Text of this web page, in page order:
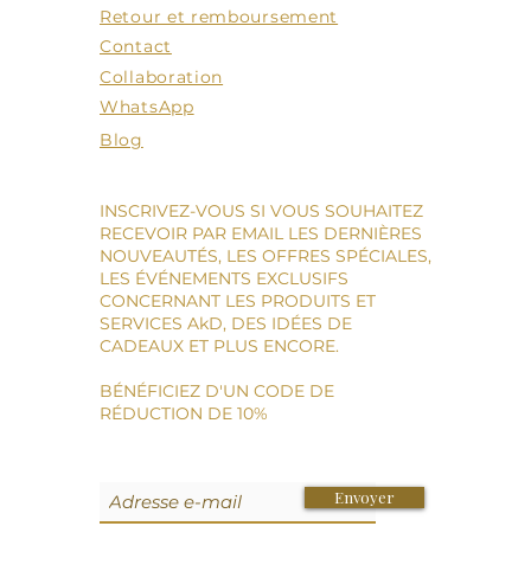
Retour et remboursement
Contact
Collaboration
WhatsApp
Blog
INSCRIVEZ-VOUS SI VOUS SOUHAITEZ
RECEVOIR PAR EMAIL LES DERNIÈRES
NOUVEAUTÉS, LES OFFRES SPÉCIALES,
LES ÉVÉNEMENTS EXCLUSIFS
CONCERNANT LES PRODUITS ET
SERVICES AkD, DES IDÉES DE
CADEAUX ET PLUS ENCORE.
BÉNÉFICIEZ D'UN CODE DE
RÉDUCTION DE 10%
Envoyer